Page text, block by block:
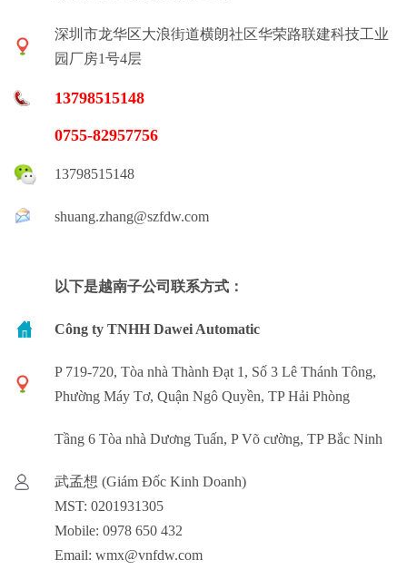
深圳市龙华区大浪街道横朗社区华荣路联建科技工业
园厂房1号4层
13798515148
0755-82957756
13798515148
shuang.zhang@szfdw.com
以下是越南子公司联系方式：
Công ty TNHH Dawei Automatic
P 719-720, Tòa nhà Thành Đạt 1, Số 3 Lê Thánh Tông,
Phường Máy Tơ, Quận Ngô Quyền, TP Hải Phòng
Tầng 6 Tòa nhà Dương Tuấn, P Võ cường, TP Bắc Ninh
武孟想 (Giám Đốc Kinh Doanh)
MST: 0201931305
Mobile: 0978 650 432
Email: wmx@vnfdw.com